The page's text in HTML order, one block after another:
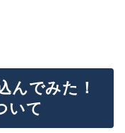
んでみた！
いて